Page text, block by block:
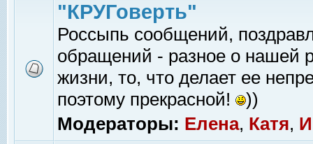
"КРУГоверть"
Россыпь сообщений,
обращений - разное о нашей
жизни, то, что делает ее
поэтому прекрасной!
))
Модераторы: Елена, Катя,